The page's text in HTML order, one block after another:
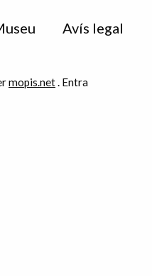
Avís legal
mopis.net. Entra